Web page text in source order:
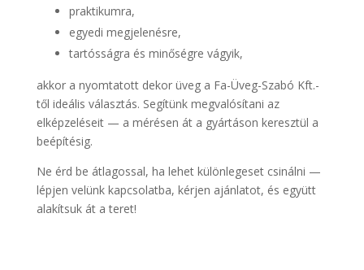
praktikumra,
egyedi megjelenésre,
tartósságra és minőségre vágyik,
akkor a nyomtatott dekor üveg a Fa-Üveg-Szabó Kft.-
től ideális választás. Segítünk megvalósítani az
elképzeléseit — a mérésen át a gyártáson keresztül a
beépítésig.
Ne érd be átlagossal, ha lehet különlegeset csinálni —
lépjen velünk kapcsolatba, kérjen ajánlatot, és együtt
alakítsuk át a teret!